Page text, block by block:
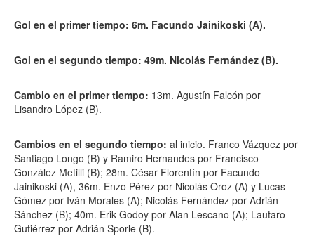
Gol en el primer tiempo: 6m. Facundo Jainikoski (A).
Gol en el segundo tiempo: 49m. Nicolás Fernández (B).
Cambio en el primer tiempo: 13m. Agustín Falcón por
Lisandro López (B).
Cambios en el segundo tiempo: al inicio. Franco Vázquez por
Santiago Longo (B) y Ramiro Hernandes por Francisco
González Metilli (B); 28m. César Florentín por Facundo
Jainikoski (A), 36m. Enzo Pérez por Nicolás Oroz (A) y Lucas
Gómez por Iván Morales (A); Nicolás Fernández por Adrián
Sánchez (B); 40m. Erik Godoy por Alan Lescano (A); Lautaro
Gutiérrez por Adrián Sporle (B).